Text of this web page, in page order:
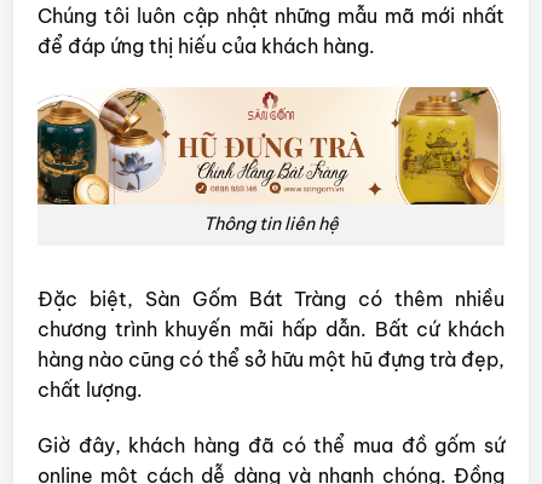
Chúng tôi luôn cập nhật những mẫu mã mới nhất
để đáp ứng thị hiếu của khách hàng.
Thông tin liên hệ
Đặc biệt, Sàn Gốm Bát Tràng có thêm nhiều
chương trình khuyến mãi hấp dẫn. Bất cứ khách
hàng nào cũng có thể sở hữu một hũ đựng trà đẹp,
chất lượng.
Giờ đây, khách hàng đã có thể mua đồ gốm sứ
online một cách dễ dàng và nhanh chóng. Đồng